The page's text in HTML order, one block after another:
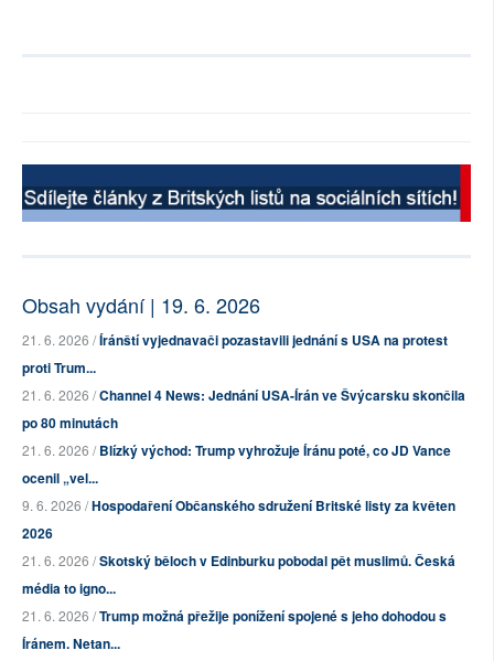
Obsah vydání | 19. 6. 2026
21. 6. 2026 /Íránští vyjednavači pozastavili jednání s USA na protest
proti Trum...
21. 6. 2026 /Channel 4 News: Jednání USA-Írán ve Švýcarsku skončila
po 80 minutách
21. 6. 2026 /Blízký východ: Trump vyhrožuje Íránu poté, co JD Vance
ocenil „vel...
9. 6. 2026 /Hospodaření Občanského sdružení Britské listy za květen
2026
21. 6. 2026 /Skotský běloch v Edinburku pobodal pět muslimů. Česká
média to igno...
21. 6. 2026 /Trump možná přežije ponížení spojené s jeho dohodou s
Íránem. Netan...